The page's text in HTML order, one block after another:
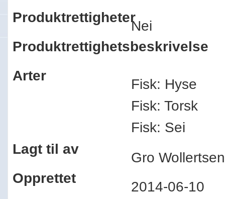
Produktrettigheter
Nei
Produktrettighetsbeskrivelse
Arter
Fisk: Hyse
Fisk: Torsk
Fisk: Sei
Lagt til av
Gro
Opprettet
2014-06-10